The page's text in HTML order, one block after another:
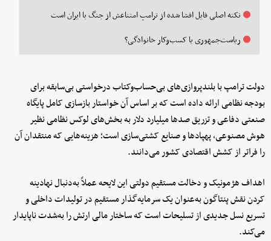
نکته اصلی فایل افشا شده از ترامپ امتناعش از جنگ با ایران است
ریاست‌جمهوری یا کسب‌وکار خانوادگی؟
دولت ترامپ با بلندپروازی‌های بی‌حساب‌وکتاب درخواستی بی‌سابقه برای
بودجه نظامی ارائه داده است که بر اساس آن خواستار بازسازی کامل پایگاه
صنعتی دفاعی و تزریق صدها میلیارد دلار به بخش‌های لوکس نظامی نظیر
هوش مصنوعی، پهپادها و صنایع کشتی‌سازی است؛ هزینه‌هایی که منتقدان آن
را فراتر از کشش اقتصادی کشور می‌دانند.
اهداف هژمونیک و دخالت مستقیم دولتی این لایحه عملاً به‌دنبال نهادینه
کردن نقش پنتاگون به‌عنوان یک سرمایه‌گذار مستقیم در تولیدات داخلی و
تسریع نسل جدیدی از تسلیحات است که ساختار مالی ارتش را به‌شدت ناپایدار
می‌کند.